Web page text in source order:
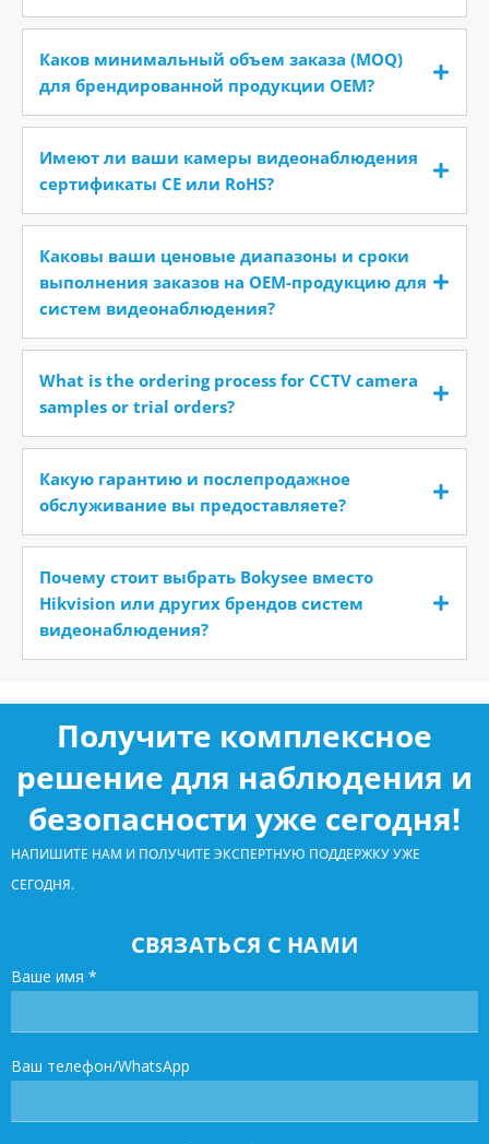
Каков минимальный объем заказа (MOQ)
для брендированной продукции OEM?
Имеют ли ваши камеры видеонаблюдения
сертификаты CE или RoHS?
Каковы ваши ценовые диапазоны и сроки
выполнения заказов на OEM-продукцию для
систем видеонаблюдения?
What is the ordering process for CCTV camera
samples or trial orders?
Какую гарантию и послепродажное
обслуживание вы предоставляете?
Почему стоит выбрать Bokysee вместо
Hikvision или других брендов систем
видеонаблюдения?
Получите комплексное
решение для наблюдения и
безопасности уже сегодня!
НАПИШИТЕ НАМ И ПОЛУЧИТЕ ЭКСПЕРТНУЮ ПОДДЕРЖКУ УЖЕ
СЕГОДНЯ.
СВЯЗАТЬСЯ С НАМИ
Ваше имя *
Ваш телефон/WhatsApp